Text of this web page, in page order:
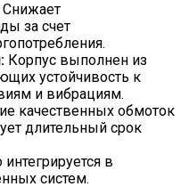
Снижает
за счет
Корпус выполнен из
устойчивость к
и вибрациям.
качественных обмоток
длительный срок
в
систем.